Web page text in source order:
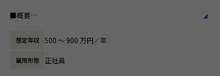
■概要
インターネットに接続させる技術開発に携わっていただきま
す。
通信基地局機器及び端末の開発における通信制御の回路/制御
ソフトの開発を想定しています。
想定年収 500 〜 900 万円／年
雇用形態 正社員